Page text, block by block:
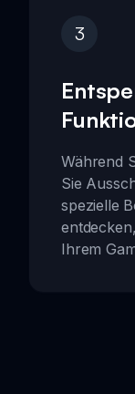
3
Während
Sie
spezielle
Ihrem